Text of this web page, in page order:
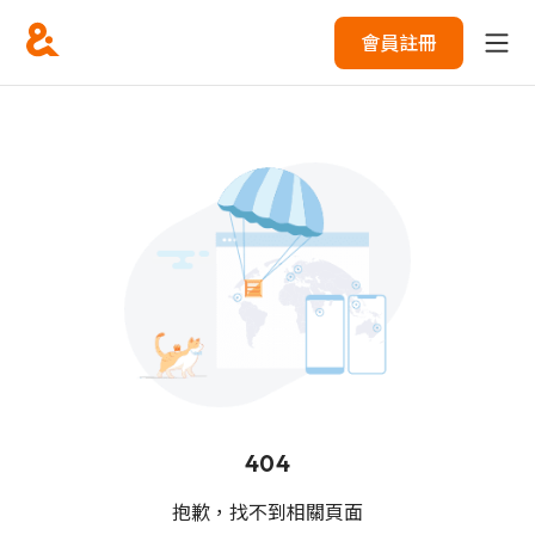
會員註冊
404
抱歉，找不到相關頁面